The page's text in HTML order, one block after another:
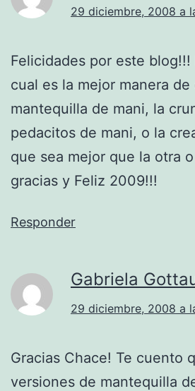
29 diciembre, 2008 a
Felicidades por este
cual es la mejor manera de
mantequilla de mani, la
pedacitos de mani, o la
que sea mejor que la otra
gracias y Feliz 2009!!!
Responder
Gabriela
29 diciembre, 2008 a
Gracias Chace! Te cuento
versiones de mantequilla